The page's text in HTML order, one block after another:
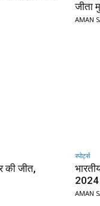
जीता
AMAN
की जीत,
स्पोर्ट्स
AMAN